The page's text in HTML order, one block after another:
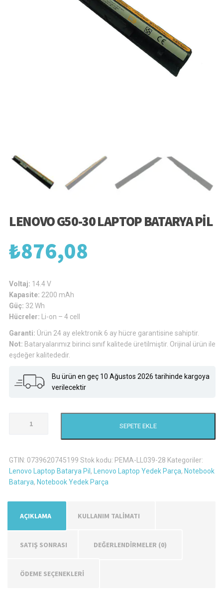
LENOVO G50-30 LAPTOP BATARYA PIL
₺876,08
Voltaj: 14.4 V
Kapasite: 2200 mAh
Güç: 32 Wh
Hücreler:
Li-on – 4 cell
Garanti: Ürün 24 ay elektronik 6 ay hücre garantisine sahiptir.
Not: Bataryalarımız birinci sınıf kalitede üretilmiştir. Orijinal ürün ile
eşdeğer kalitededir.
Bu ürün en geç 10 Ağustos 2026 tarihinde kargoya
verilecektir
Batarya
Pil
adet
SEPETE EKLE
GTIN: 0739620745199 Stok kodu: PEMA-LL039-28 Kategoriler:
Lenovo Laptop Batarya Pil , Lenovo Laptop Yedek Parça, Notebook
Batarya, Notebook Yedek Parça
AÇIKLAMA KULLANIM TALİMATI
SATIŞ SONRASI DEĞERLENDIRMELER (0)
ÖDEME SEÇENEKLERİ